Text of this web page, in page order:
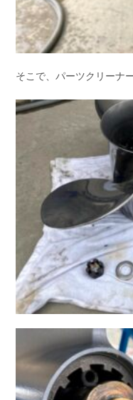
そこで、パーツクリーナ